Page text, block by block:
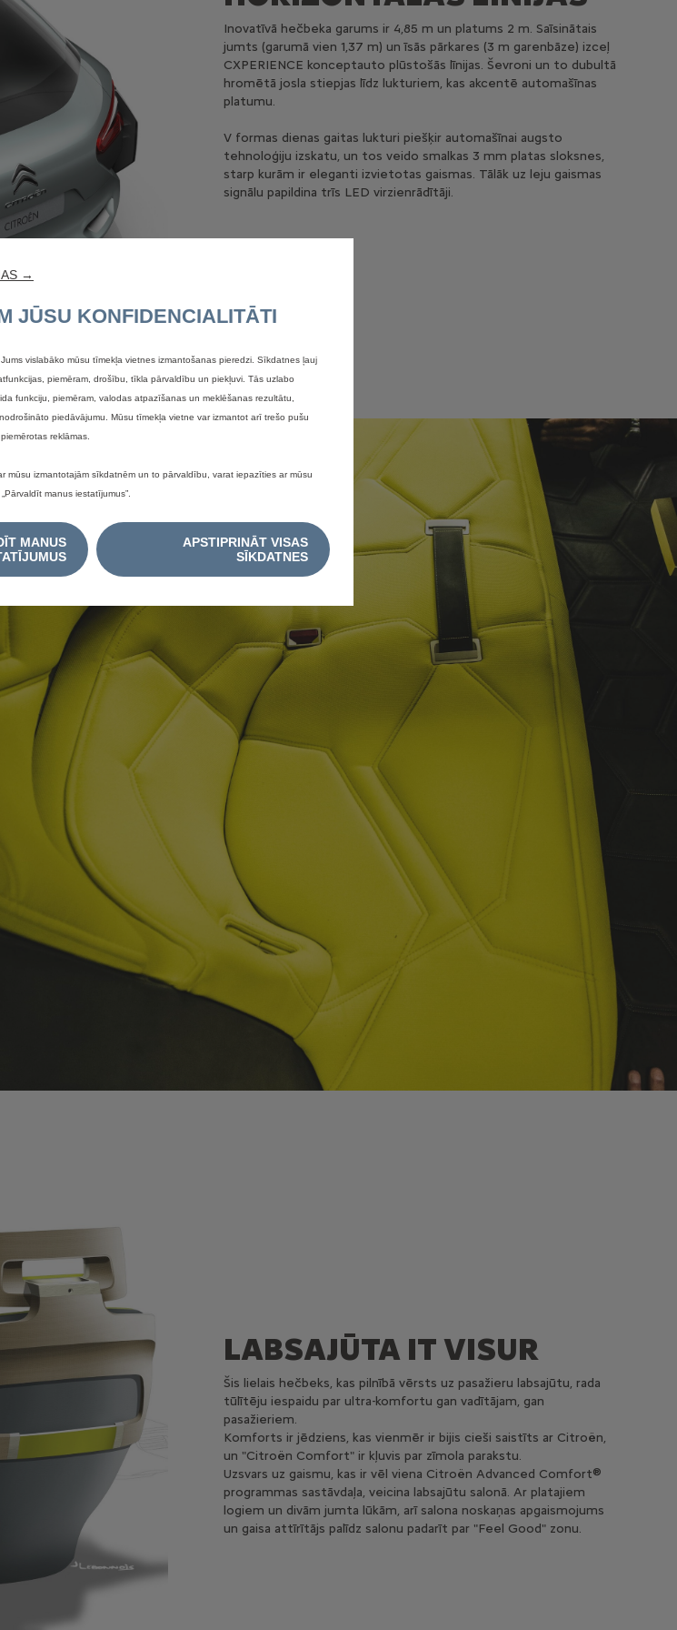
Inovatīvā hečbeka garums ir 4,85 m un platums 2 m. Saīsinātais
jumts (garumā vien 1,37 m) un īsās pārkares (3 m garenbāze) izceļ
CXPERIENCE konceptauto plūstošās līnijas. Ševroni un to dubultā
hromētā josla stiepjas līdz lukturiem, kas akcentē automašīnas
platumu.
V formas dienas gaitas lukturi piešķir automašīnai augsto
tehnoloģiju izskatu, un tos veido smalkas 3 mm platas sloksnes,
starp kurām ir eleganti izvietotas gaismas. Tālāk uz leju gaismas
signālu papildina trīs LED virzienrādītāji.
LABSAJŪTA IT VISUR
Šis lielais hečbeks, kas pilnībā vērsts uz pasažieru labsajūtu, rada
tūlītēju iespaidu par ultra-komfortu gan vadītājam, gan
pasažieriem.
Komforts ir jēdziens, kas vienmēr ir bijis cieši saistīts ar Citroën,
un "Citroën Comfort" ir kļuvis par zīmola parakstu.
Uzsvars uz gaismu, kas ir vēl viena Citroën Advanced Comfort®
programmas sastāvdaļa, veicina labsajūtu salonā. Ar platajiem
logiem un divām jumta lūkām, arī salona noskaņas apgaismojums
un gaisa attīrītājs palīdz salonu padarīt par "Feel Good" zonu.
→
JŪSU KONFIDENCIALITĀTI
vislabāko mūsu tīmekļa vietnes izmantošanas pieredzi. Sīkdatnes ļauj
piemēram, drošību, tīkla pārvaldību un piekļuvi. Tās uzlabo
funkciju, piemēram, valodas atpazīšanas un meklēšanas rezultātu,
piedāvājumu. Mūsu tīmekļa vietne var izmantot arī trešo pušu
reklāmas.
mūsu izmantotajām sīkdatnēm un to pārvaldību, varat iepazīties ar mūsu
manus iestatījumus”.
APSTIPRINĀT VISAS
SĪKDATNES